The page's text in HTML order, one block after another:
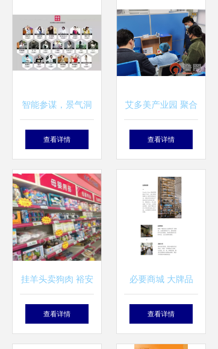
日用百货成增长亮
点
智能参谋，景气洞
察 日用百货销售的
查看详情
艾多美产业园 聚合
韩资供应商，打造
部”新地标
查看详情
挂羊头卖狗肉 裕安
区新安镇百信大药
查看详情
必要商城 大牌品
质，工厂价格，重
查看详情